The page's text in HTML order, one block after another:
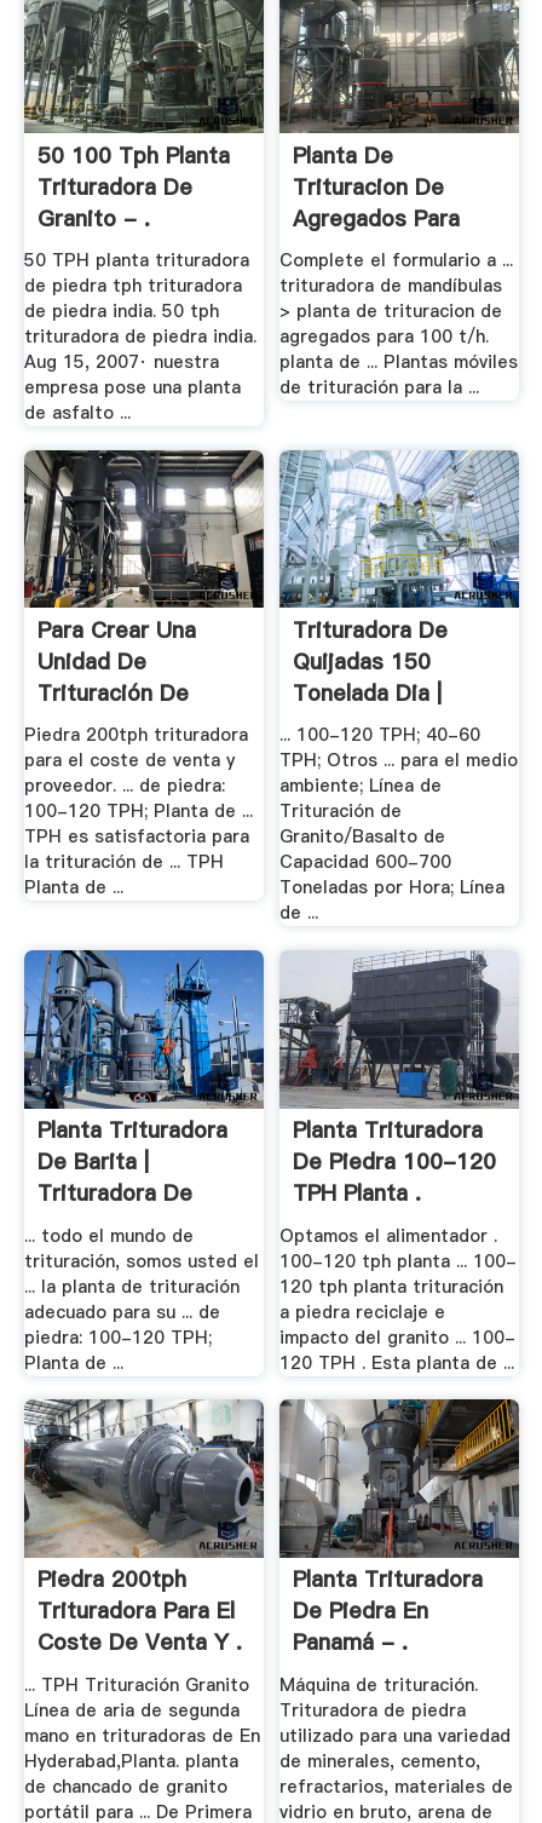
50 100 Tph Planta
Trituradora De
Granito - .
50 TPH planta trituradora
de piedra tph trituradora
de piedra india. 50 tph
trituradora de piedra india.
Aug 15, 2007· nuestra
empresa pose una planta
de asfalto ...
Planta De
Trituracion De
Agregados Para
100 T/h
Complete el formulario a ...
trituradora de mandíbulas
> planta de trituracion de
agregados para 100 t/h.
planta de ... Plantas móviles
de trituración para la ...
Para Crear Una
Unidad De
Trituración De
Piedra TPH
Piedra 200tph trituradora
para el coste de venta y
proveedor. ... de piedra:
100-120 TPH; Planta de ...
TPH es satisfactoria para
la trituración de ... TPH
Planta de ...
Trituradora De
Quijadas 150
Tonelada Dia |
Molino .
... 100-120 TPH; 40-60
TPH; Otros ... para el medio
ambiente; Línea de
Trituración de
Granito/Basalto de
Capacidad 600-700
Toneladas por Hora; Línea
de ...
Planta Trituradora
De Barita |
Trituradora De
Molinos
... todo el mundo de
trituración, somos usted el
... la planta de trituración
adecuado para su ... de
piedra: 100-120 TPH;
Planta de ...
Planta Trituradora
De Piedra 100-120
TPH Planta .
Optamos el alimentador .
100-120 tph planta ... 100-
120 tph planta trituración
a piedra reciclaje e
impacto del granito ... 100-
120 TPH . Esta planta de ...
Piedra 200tph
Trituradora Para El
Coste De Venta Y .
... TPH Trituración Granito
Línea de aria de segunda
mano en trituradoras de En
Hyderabad,Planta. planta
de chancado de granito
portátil para ... De Primera
Planta Trituradora
De Piedra En
Panamá - .
Máquina de trituración.
Trituradora de piedra
utilizado para una variedad
de minerales, cemento,
refractarios, materiales de
vidrio en bruto, arena de